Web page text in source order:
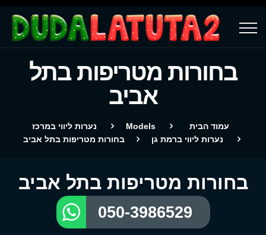
בחורות מטריפות בתל
אביב
עמוד הבית Models
נערות ליווי במרכז
נערות ליווי ברמת גן
בחורות מטריפות בתל אביב
בחורות מטריפות בתל אביב
050-3986529